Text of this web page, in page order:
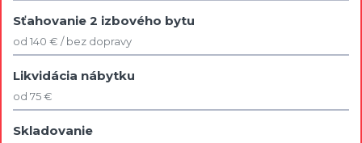
Sťahovanie 2 izbového bytu
od 140 € / bez dopravy
Likvidácia nábytku
od 75 €
Skladovanie